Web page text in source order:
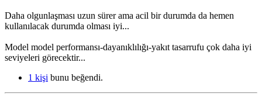
Daha olgunlaşması uzun sürer ama acil bir durumda da hemen
kullanılacak durumda olması iyi...
Model model performansı-dayanıklılığı-yakıt tasarrufu çok daha iyi
seviyeleri görecektir...
1 kişi bunu beğendi.